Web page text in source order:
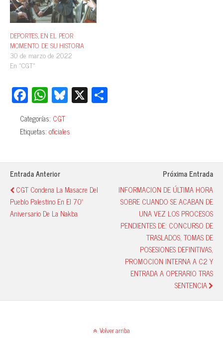
DEPORTES, EN EL PEOR
MOMENTO DE SU HISTORIA
30 de marzo de 2022
En «CGT»
Fa
ce
bo
ok
W
ha
ts
A
pp
Bl
ue
sk
y
X
rti
Categorías: CGT
Etiquetas: oficiales
Entrada Anterior
CGT Condena La Masacre Del
Pueblo Palestino En El 70º
Aniversario De La Nakba
Próxima Entrada
INFORMACION DE ÚLTIMA HORA
SOBRE CUANDO SE ACABAN DE
UNA VEZ LOS PROCESOS
PENDIENTES DE: CONCURSO DE
TRASLADOS, TOMAS DE
POSESIONES DEFINITIVAS,
PROMOCION INTERNA A C2 Y
ENTRADA A OPERARIO TRAS
SENTENCIA
Volver arriba